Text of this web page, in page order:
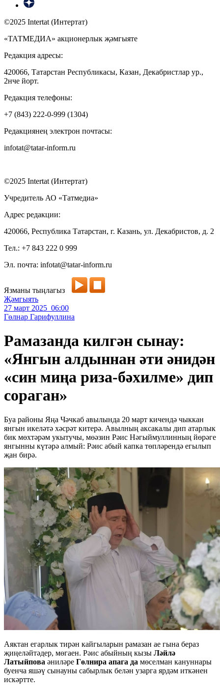
©2025 Intertat (Интертат)
«ТАТМЕДИА» акционерлык җәмгыяте
Редакция адресы:
420066, Татарстан Республикасы, Казан, Декабристлар ур.,
2нче йорт.
Редакция телефоны:
+7 (843) 222-0-999 (1304)
Редакциянең электрон почтасы:
infotat@tatar-inform.ru
©2025 Intertat (Интертат)
Учредитель АО «Татмедиа»
Адрес редакции:
420066, Республика Татарстан, г. Казань, ул. Декабристов, д. 2
Тел.: +7 843 222 0 999
Эл. почта: infotat@tatar-inform.ru
Язманы тыңлагыз
Җәмгыять
27 март 2025 06:00
Гөлнар Гарифуллина
Рамазанда килгән сынау:
«Янгын алдыннан әти әнидән
«син миңа риза-бәхилме» дип
сораган»
Буа районы Яңа Чәчкаб авылында 20 март кичендә чыккан
янгын икеләтә хәсрәт китерә. Авылның аксакалы дип атарлык
бик мөхтәрәм укытучы, мөәзин Рәис Нәгыймуллинның йөрәге
янгынны күтәрә алмый: Рәис абый капка төпләрендә егылып
җан бирә.
Аяктан егарлык тирән кайгыларын рамазан ае гына бераз
җиңеләйтәдер, мөгаен. Рәис абыйның кызы Ләйлә
Латыйпова әниләре Гөлнира апага да мөселман кануннары
буенча яшәү сынауны сабырлык белән узарга ярдәм иткәнен
искәртте.